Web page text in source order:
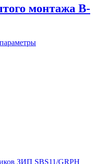
монтажа В-
Этот